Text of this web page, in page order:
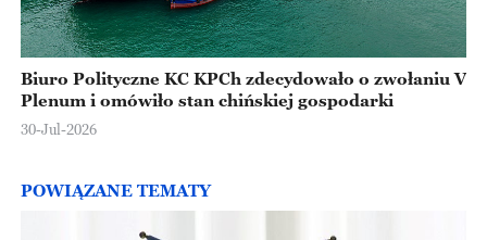
Biuro Polityczne KC KPCh zdecydowało o zwołaniu V
Plenum i omówiło stan chińskiej gospodarki
30-Jul-2026
POWIĄZANE TEMATY